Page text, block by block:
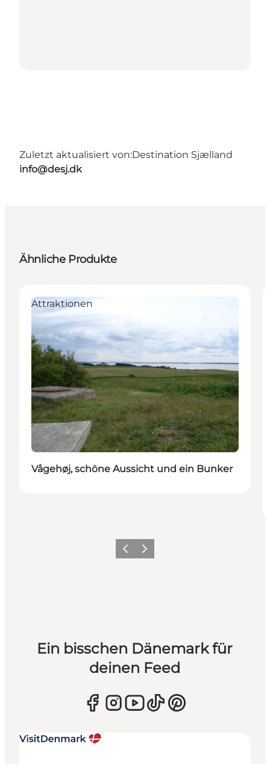
Zuletzt aktualisiert von:Destination Sjælland
info@desj.dk
Ähnliche Produkte
Attraktionen
Vågehøj, schöne Aussicht und ein Bunker
ZurückWeiter
Ein bisschen Dänemark für
deinen Feed